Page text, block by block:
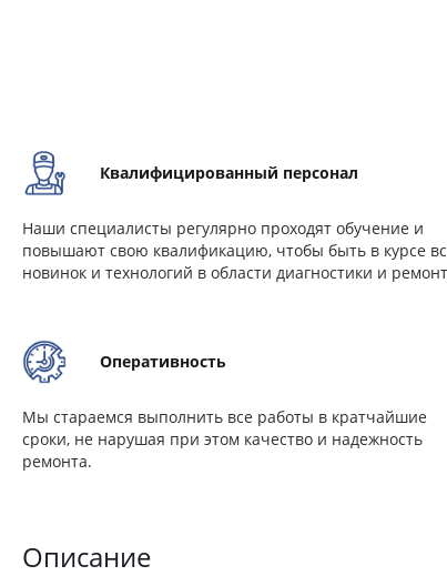
Квалифицированный персонал
Наши специалисты регулярно проходят обучение и
повышают свою квалификацию, чтобы быть в курсе
новинок и технологий в области диагностики и
Оперативность
Мы стараемся выполнить все работы в кратчайшие
сроки, не нарушая при этом качество и надежность
ремонта.
Описание